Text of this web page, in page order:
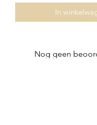
In
Nog geen